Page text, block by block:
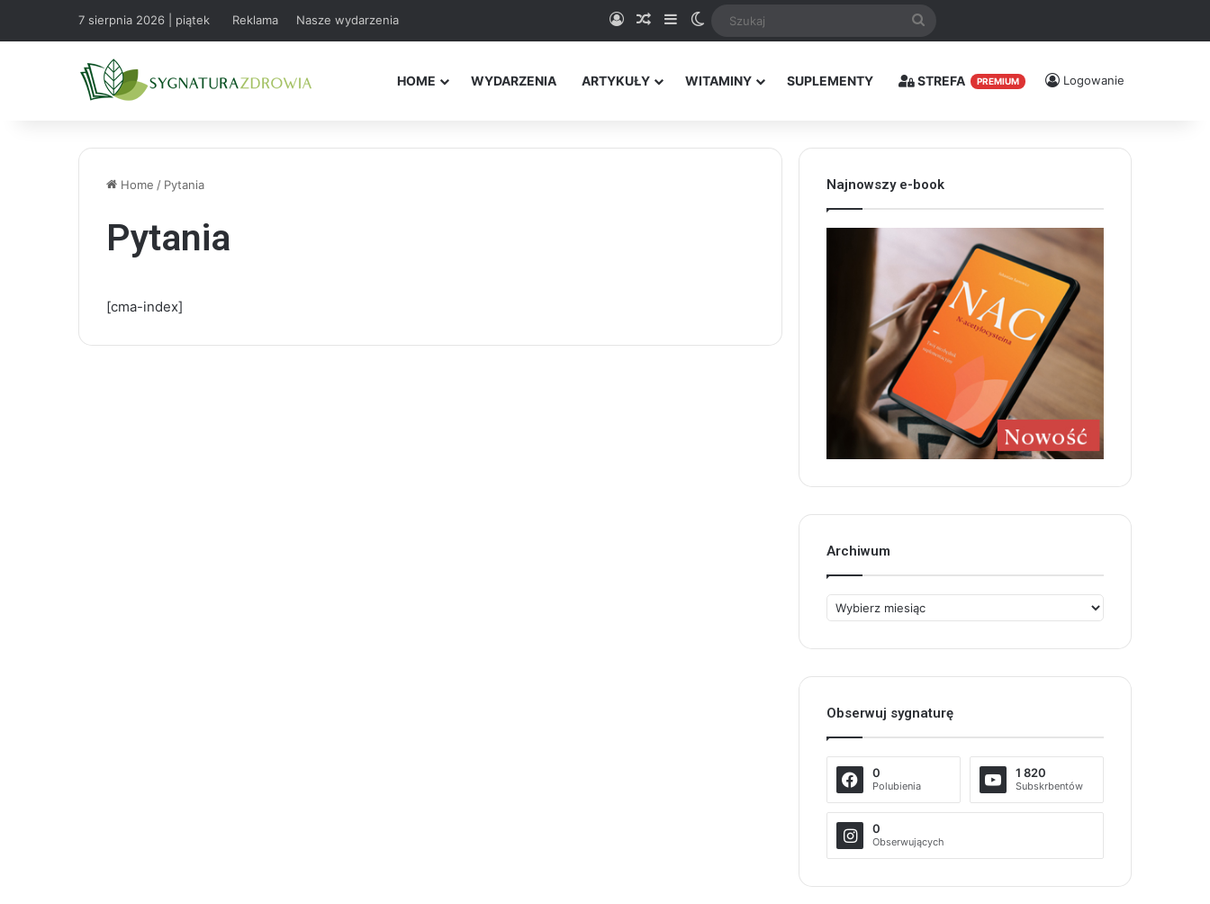
7 sierpnia 2026 | piątek Reklama Nasze wydarzenia Logowanie
Random Article
SidebarSwitch skin
HOME WYDARZENIA ARTYKUŁY WITAMINY SUPLEMENTY STREFA PREMIUM Logowanie
Home / Pytania
Pytania
[cma-index]
Najnowszy e-book
Archiwum
Archiwum
Obserwuj sygnaturę
0
Polubienia
1 820
Subskrbentów
0
Obserwujących